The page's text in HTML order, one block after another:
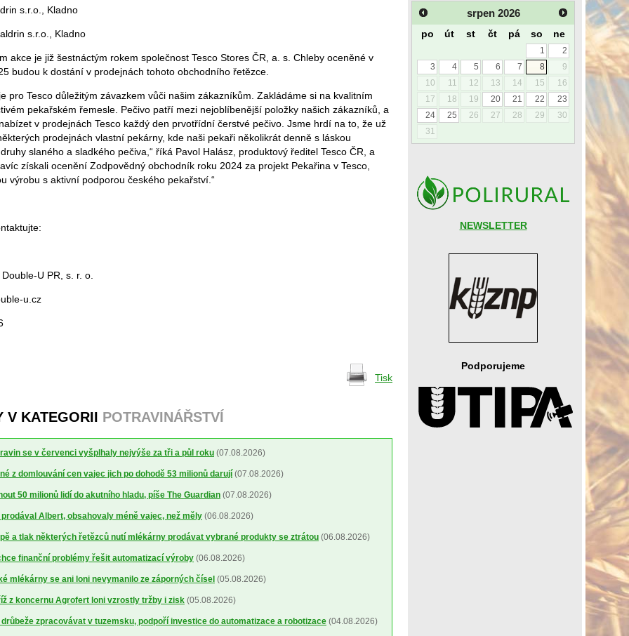
s.r.o., Kladno
s.r.o., Kladno
akce je již šestnáctým rokem společnost Tesco Stores ČR, a. s. Chleby oceněné v
budou k dostání v prodejnách tohoto obchodního řetězce.
pro Tesco důležitým závazkem vůči našim zákazníkům. Zakládáme si na kvalitním
pekařském řemesle. Pečivo patří mezi nejoblíbenější položky našich zákazníků, a
v prodejnách Tesco každý den prvotřídní čerstvé pečivo. Jsme hrdí na to, že už
prodejnách vlastní pekárny, kde naši pekaři několikrát denně s láskou
slaného a sladkého pečiva,“ říká Pavol Halász, produktový ředitel Tesco ČR, a
získali ocenění Zodpovědný obchodník roku 2024 za projekt Pekařina v Tesco,
výrobu s aktivní podporou českého pekařství.“
U PR, s. r. o.
u.cz
Tisk
V KATEGORII POTRAVINÁŘSTVÍ
se v červenci vyšplhaly nejvýše za tři a půl roku (07.08.2026)
z domlouvání cen vajec jich po dohodě 53 milionů darují (07.08.2026)
50 milionů lidí do akutního hladu, píše The Guardian (07.08.2026)
Albert, obsahovaly méně vajec, než měly (06.08.2026)
a tlak některých řetězců nutí mlékárny prodávat vybrané produkty se ztrátou (06.08.2026)
finanční problémy řešit automatizací výroby (06.08.2026)
mlékárny se ani loni nevymanilo ze záporných čísel (05.08.2026)
z koncernu Agrofert loni vzrostly tržby i zisk (05.08.2026)
zpracovávat v tuzemsku, podpoří investice do automatizace a robotizace (04.08.2026)
srpen 2026
po út st čt pá so ne
1
2
3
4 5 6 7 8
9
10
11 12 13 14 15
16
17
18 19 20 21 22
23
24
25 26 27 28 29
30
31
NEWSLETTER
Podporujeme